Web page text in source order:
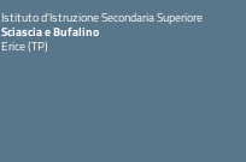
Istituto d'Istruzione Secondaria Superiore
Sciascia e Bufalino
Erice (TP)